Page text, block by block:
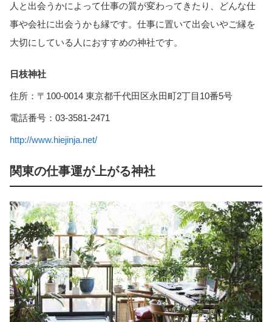
人と出会うかによって仕事の質が変わってきたり、どんな仕
事や会社に出会うかも縁です。仕事に置いて出会いやご縁を
大切にしている人におすすめの神社です。
日枝神社
住所：〒100-0014 東京都千代田区永田町2丁目10番5号
電話番号：03-3581-2471
http://www.hiejinja.net/
関東の仕事運が上がる神社